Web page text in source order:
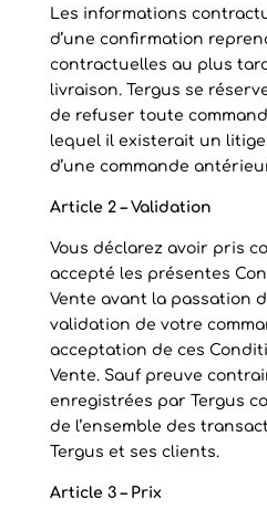
Les informations
d’une confirmation
contractuelles au plus
livraison. Tergus se
de refuser toute
lequel il existerait un
d’une commande
Article 2 – Validation
Vous déclarez avoir pris
accepté les présentes
Vente avant la passation
validation de votre
acceptation de ces
Vente. Sauf preuve
enregistrées par Tergus
de l’ensemble des
Tergus et ses clients.
Article 3 – Prix